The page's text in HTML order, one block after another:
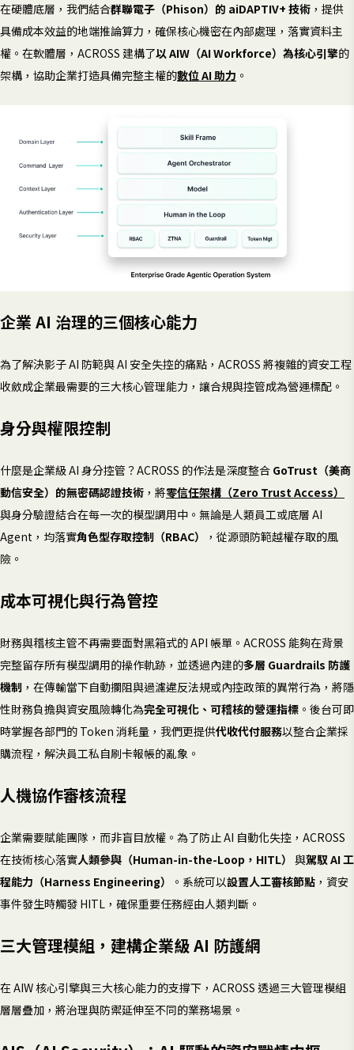
在硬體底層，我們結合群聯電子（Phison）的 aiDAPTIV+ 技術 ，提供
具備成本效益的地端推論算力，確保核心機密在內部處理，落實資料主
權。在軟體層，ACROSS 建構了以 AIW（AI Workforce）為核心引擎的
架構，協助企業打造具備完整主權的數位 AI 助力 。
企業 AI 治理的三個核心能力
為了解決影子 AI 防範與 AI 安全失控的痛點，ACROSS 將複雜的資安工程
收斂成企業最需要的三大核心管理能力，讓合規與控管成為營運標配。
身分與權限控制
什麼是企業級 AI 身分控管？ACROSS 的作法是深度整合 GoTrust（美商
動信安全）的無密碼認證技術 ，將零信任架構（Zero Trust Access）
與身分驗證結合在每一次的模型調用中。無論是人類員工或底層 AI
Agent，均落實角色型存取控制（RBAC）
，從源頭防範越權存取的風
險。
成本可視化與行為管控
財務與稽核主管不再需要面對黑箱式的 API 帳單。ACROSS 能夠在背景
完整留存所有模型調用的操作軌跡，並透過內建的多層 Guardrails 防護
機制 ，在傳輸當下自動攔阻與過濾違反法規或內控政策的異常行為，將隱
性財務負擔與資安風險轉化為完全可視化、可稽核的營運指標 。後台可即
時掌握各部門的 Token 消耗量，我們更提供代收代付服務以整合企業採
購流程，解決員工私自刷卡報帳的亂象。
人機協作審核流程
企業需要賦能團隊，而非盲目放權。為了防止 AI 自動化失控，ACROSS
在技術核心落實人類參與（Human-in-the-Loop，HITL） 與駕馭 AI 工
程能力（Harness Engineering）
。系統可以設置人工審核節點 ，資安
事件發生時觸發 HITL，確保重要任務經由人類判斷。
三大管理模組，建構企業級 AI 防護網
在 AIW 核心引擎與三大核心能力的支撐下，ACROSS 透過三大管理模組
層層疊加，將治理與防禦延伸至不同的業務場景。